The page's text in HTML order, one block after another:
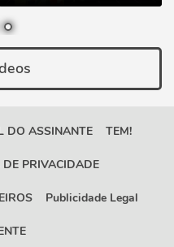
DO ASSINANTE TEM!
PRIVACIDADE
Publicidade Legal